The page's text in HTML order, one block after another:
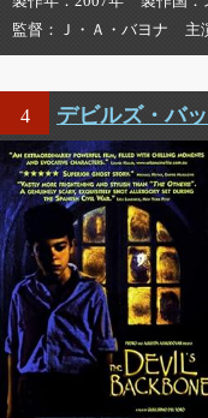
監督
Ｊ・Ａ・バヨナ 主
4 デビルズ・バ